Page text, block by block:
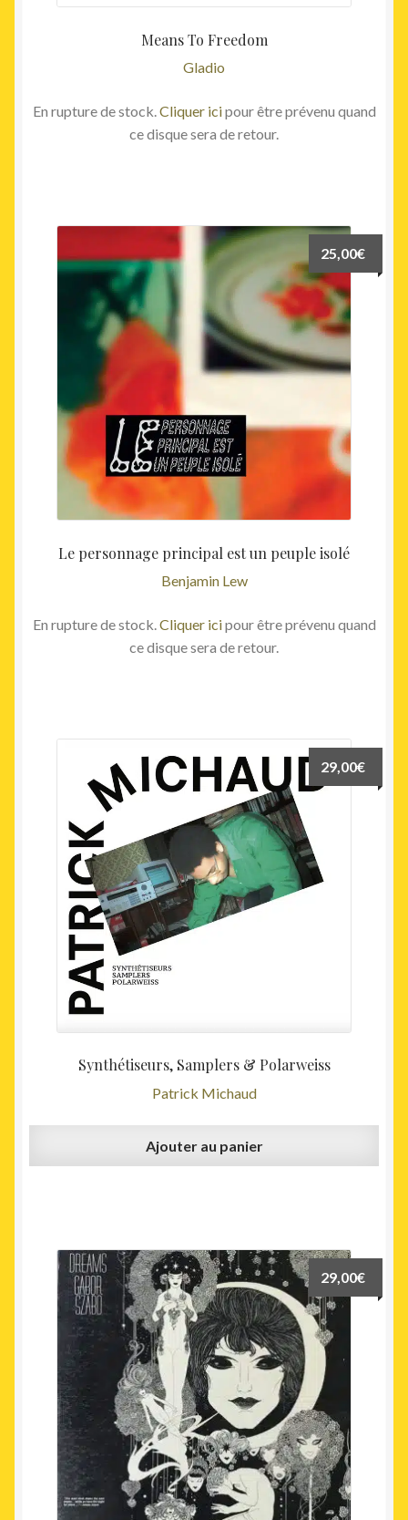
Means To Freedom
Gladio
En rupture de stock.Cliquer icipour être prévenu quand
ce disque sera de retour.
Le personnage principal est un peuple isolé
Benjamin Lew
25,00€
En rupture de stock.Cliquer icipour être prévenu quand
ce disque sera de retour.
Synthétiseurs, Samplers & Polarweiss
Patrick Michaud
29,00€
Ajouter au panier
29,00€